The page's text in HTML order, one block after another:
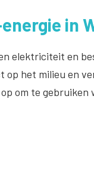
in
elektriciteit en
op het milieu en
om te